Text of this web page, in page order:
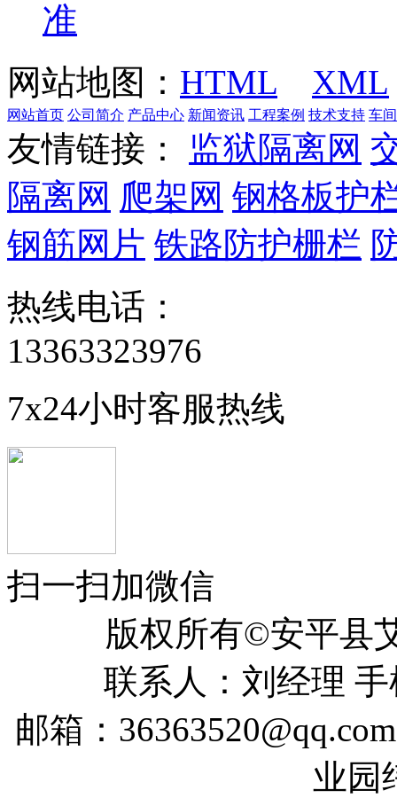
准
网站地图： HTML XML
网站首页 公司简介 产品中心 新闻资讯 工程案例 技术支持 车
友情链接： 监狱隔离网
隔离网 爬架网 钢格板护
钢筋网片 铁路防护栅栏
热线电话：
13363323976
7x24小时客服热线
扫一扫加微信
版权所有©安平
联系人：刘经理 手
邮箱：
业园